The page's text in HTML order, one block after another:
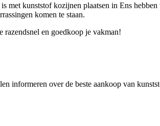
kunststof kozijnen plaatsen in Ens hebben
komen te staan.
en goedkoop je vakman!
informeren over de beste aankoop van